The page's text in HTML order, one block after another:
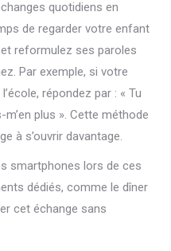
quotidiens en
de regarder votre enfant
reformulez ses paroles
Par exemple, si votre
répondez par : « Tu
plus ». Cette méthode
à s’ouvrir davantage.
smartphones lors de ces
dédiés, comme le dîner
cet échange sans